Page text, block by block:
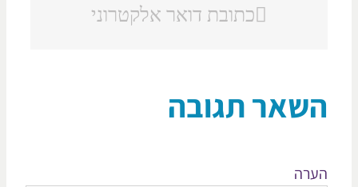
כתובת דואר אלקטרוני
תגובה